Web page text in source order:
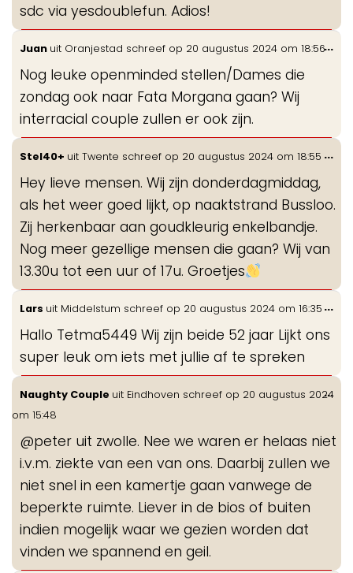
sdc via yesdoublefun. Adios!
Juan uit Oranjestad schreef op 20 augustus 2024 om 18:56
Nog leuke openminded stellen/Dames die
zondag ook naar Fata Morgana gaan? Wij
interracial couple zullen er ook zijn.
...
Stel40+ uit Twente schreef op 20 augustus 2024 om 18:55
Hey lieve mensen. Wij zijn donderdagmiddag,
als het weer goed lijkt, op naaktstrand Bussloo.
Zij herkenbaar aan goudkleurig enkelbandje.
Nog meer gezellige mensen die gaan? Wij van
13.30u tot een uur of 17u. Groetjes
...
Lars uit Middelstum schreef op 20 augustus 2024 om 16:35
Hallo Tetma5449 Wij zijn beide 52 jaar Lijkt ons
super leuk om iets met jullie af te spreken
...
Naughty Couple uit Eindhoven schreef op 20 augustus 2024
om 15:48
@peter uit zwolle. Nee we waren er helaas niet
i.v.m. ziekte van een van ons. Daarbij zullen we
niet snel in een kamertje gaan vanwege de
beperkte ruimte. Liever in de bios of buiten
indien mogelijk waar we gezien worden dat
vinden we spannend en geil.
...